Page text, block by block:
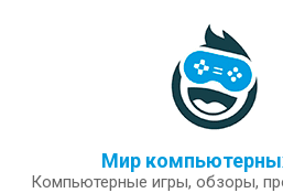
Мир
Компьютерные игры, обзоры,